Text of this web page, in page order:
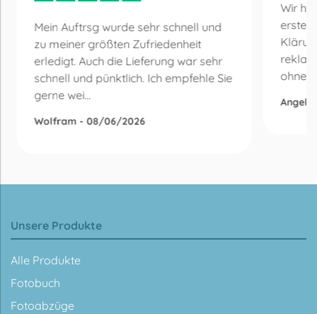
Mein Auftrsg wurde sehr schnell und
zu meiner größten Zufriedenheit
erledigt. Auch die Lieferung war sehr
schnell und pünktlich. Ich empfehle Sie
gerne wei...
Wolfram - 08/06/2026
Wir
erste
ohne
Unsere Produkte
Alle Produkte
Fotobuch
Fotoabzüge